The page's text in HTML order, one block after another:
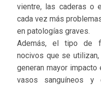
vientre, las caderas o
cada vez más
en patologías graves.
Además, el tipo de
nocivos que se
generan mayor
vasos sanguíneos